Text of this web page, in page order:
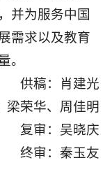
并为服务中国
需求以及教育
。
供稿：肖建光
梁荣华、周佳明
复审：吴晓庆
终审：秦玉友